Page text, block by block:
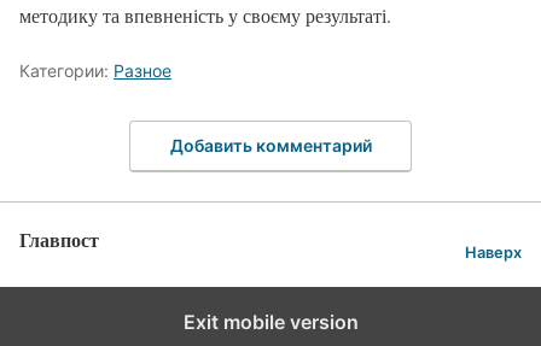
методику та впевненість у своєму результаті.
Категории: Разное
Добавить комментарий
Главпост Наверх
Exit mobile version